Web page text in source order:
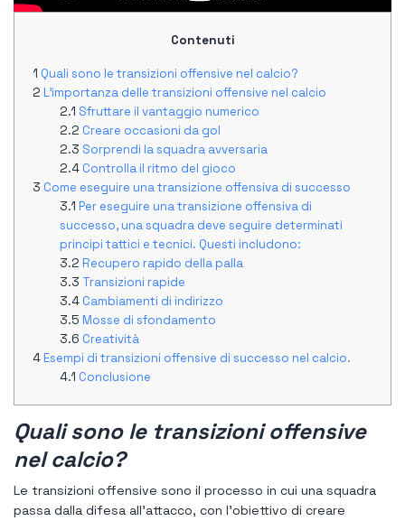
Contenuti
Quali sono le transizioni offensive nel calcio?
L'importanza delle transizioni offensive nel calcio
Sfruttare il vantaggio numerico
Creare occasioni da gol
Sorprendi la squadra avversaria
Controlla il ritmo del gioco
Come eseguire una transizione offensiva di successo
Per eseguire una transizione offensiva di
successo, una squadra deve seguire determinati
principi tattici e tecnici. Questi includono:
Recupero rapido della palla
Transizioni rapide
Cambiamenti di indirizzo
Mosse di sfondamento
Creatività
Esempi di transizioni offensive di successo nel calcio.
Conclusione
Quali sono le transizioni offensive
nel calcio?
Le transizioni offensive sono il processo in cui una squadra
passa dalla difesa all'attacco, con l'obiettivo di creare